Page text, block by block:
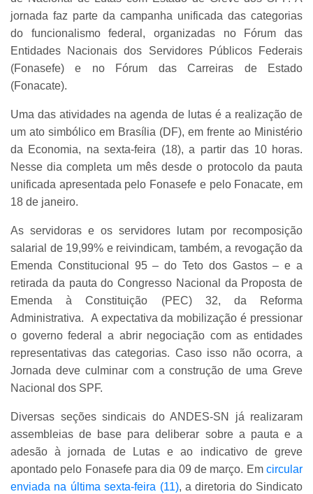
jornada faz parte da campanha unificada das categorias
do funcionalismo federal, organizadas no Fórum das
Entidades Nacionais dos Servidores Públicos Federais
(Fonasefe) e no Fórum das Carreiras de Estado
(Fonacate).
Uma das atividades na agenda de lutas é a realização de
um ato simbólico em Brasília (DF), em frente ao Ministério
da Economia, na sexta-feira (18), a partir das 10 horas.
Nesse dia completa um mês desde o protocolo da pauta
unificada apresentada pelo Fonasefe e pelo Fonacate, em
18 de janeiro.
As servidoras e os servidores lutam por recomposição
salarial de 19,99% e reivindicam, também, a revogação da
Emenda Constitucional 95 – do Teto dos Gastos – e a
retirada da pauta do Congresso Nacional da Proposta de
Emenda à Constituição (PEC) 32, da Reforma
Administrativa. A expectativa da mobilização é pressionar
o governo federal a abrir negociação com as entidades
representativas das categorias. Caso isso não ocorra, a
Jornada deve culminar com a construção de uma Greve
Nacional dos SPF.
Diversas seções sindicais do ANDES-SN já realizaram
assembleias de base para deliberar sobre a pauta e a
adesão à jornada de Lutas e ao indicativo de greve
apontado pelo Fonasefe para dia 09 de março. Em circular
enviada na última sexta-feira (11), a diretoria do Sindicato